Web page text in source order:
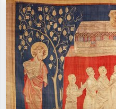
oder Stilen – z.B. Monet,
Sternennacht, Impressionismus, Welle
Hokusai, Akt.